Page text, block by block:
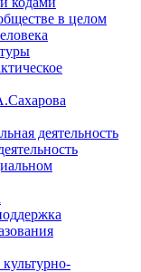
в целом
деятельность